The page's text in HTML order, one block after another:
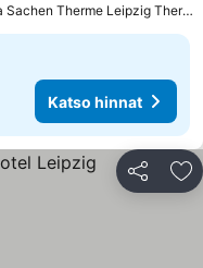
6.3 km kohteesta Sachen Therme Leipzig Thermal Spa
Katso hinnat
Jaa